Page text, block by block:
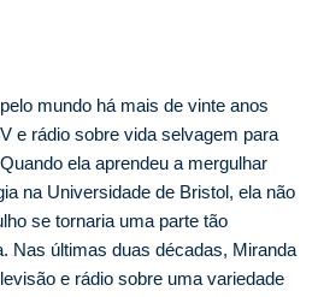
mundo há mais de vinte anos
e rádio sobre vida selvagem para
ela aprendeu a mergulhar
na Universidade de Bristol, ela não
se tornaria uma parte tão
Nas últimas duas décadas, Miranda
e rádio sobre uma variedade